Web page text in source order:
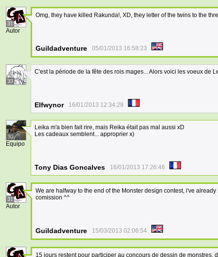
31
Autor
Omg, they have killed Rakunda!, XD, they letter of the twins to the
Guildadventure 05/01/2013 16:58:23
33
C'est la période de la fête des rois mages... Alors voici les voeux de
Elfwynor 16/01/2013 12:34:28
30
Equipo
Leika m'a bien fait rire, mais Reika était pas mal aussi xD
Les cadeaux semblent... approprier x)
Tony Dias Goncalves 16/01/2013 17:26:46
31
Autor
We are halfway to the end of the Monster design contest, i've
comission ^^
Guildadventure 15/03/2013 02:06:54
15 jours restent pour participer au concours de dessin de monstres,